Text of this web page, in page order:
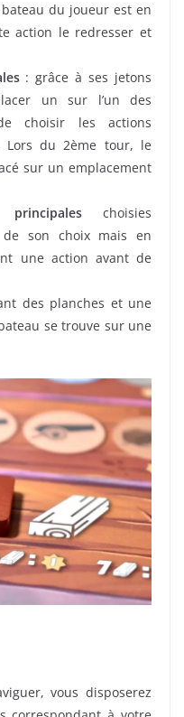
du joueur est en
action le redresser et
: grâce à ses jetons
un sur l’un des
choisir les actions
Lors du 2ème tour, le
sur un emplacement
choisies
de son choix mais en
une action avant de
des planches et une
se trouve sur une
vous disposerez